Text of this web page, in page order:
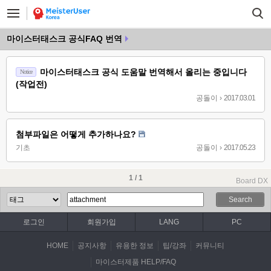
마이스터태스크 공식FAQ 번역
Notice
마이스터태스크 공식 도움말 번역해서 올리는 중입니다
(작업전)
공돌이 › 2017.03.01
첨부파일은 어떻게 추가하나요?
기초 공돌이 › 2017.05.23
1 / 1 Board DX
Search
로그인 회원가입 LANG PC
HOME 공지사항 유용한 정보 팁/강좌
커뮤니티
마이스터제품 HELP/FAQ